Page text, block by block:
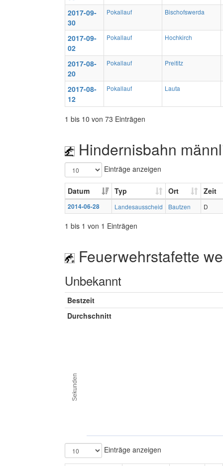
2017-09-
30
Pokallauf Bischofswerda
2017-09-
02
Pokallauf Hochkirch
2017-08-
20
Pokallauf Preititz
2017-08-
12
Pokallauf Lauta
1 bis 10 von 73 Einträgen
Hindernisbahn
Einträge anzeigen
Datum Typ Ort Zeit
2014-06-28 Landesausscheid Bautzen D
1 bis 1 von 1 Einträgen
Feuerwehrstafette
Unbekannt
Bestzeit
Durchschnitt
Sekunden
Einträge anzeigen